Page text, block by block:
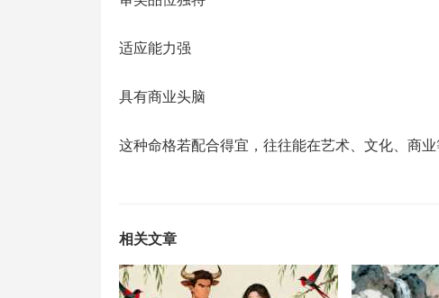
适应能力强
具有商业头脑
这种命格若配合得宜，往往能在艺术、文化、商业
相关文章